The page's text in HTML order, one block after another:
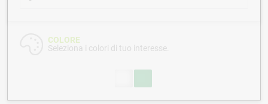
COLORE
Seleziona i colori di tuo interesse.